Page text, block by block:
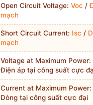
Open Circuit Voltage:Voc /
mạch
Short Circuit Current: Isc /
mạch
Voltage at Maximum Power:
Điện áp tại công suất cực
Current at Maximum
Dòng tại công suất cực đại